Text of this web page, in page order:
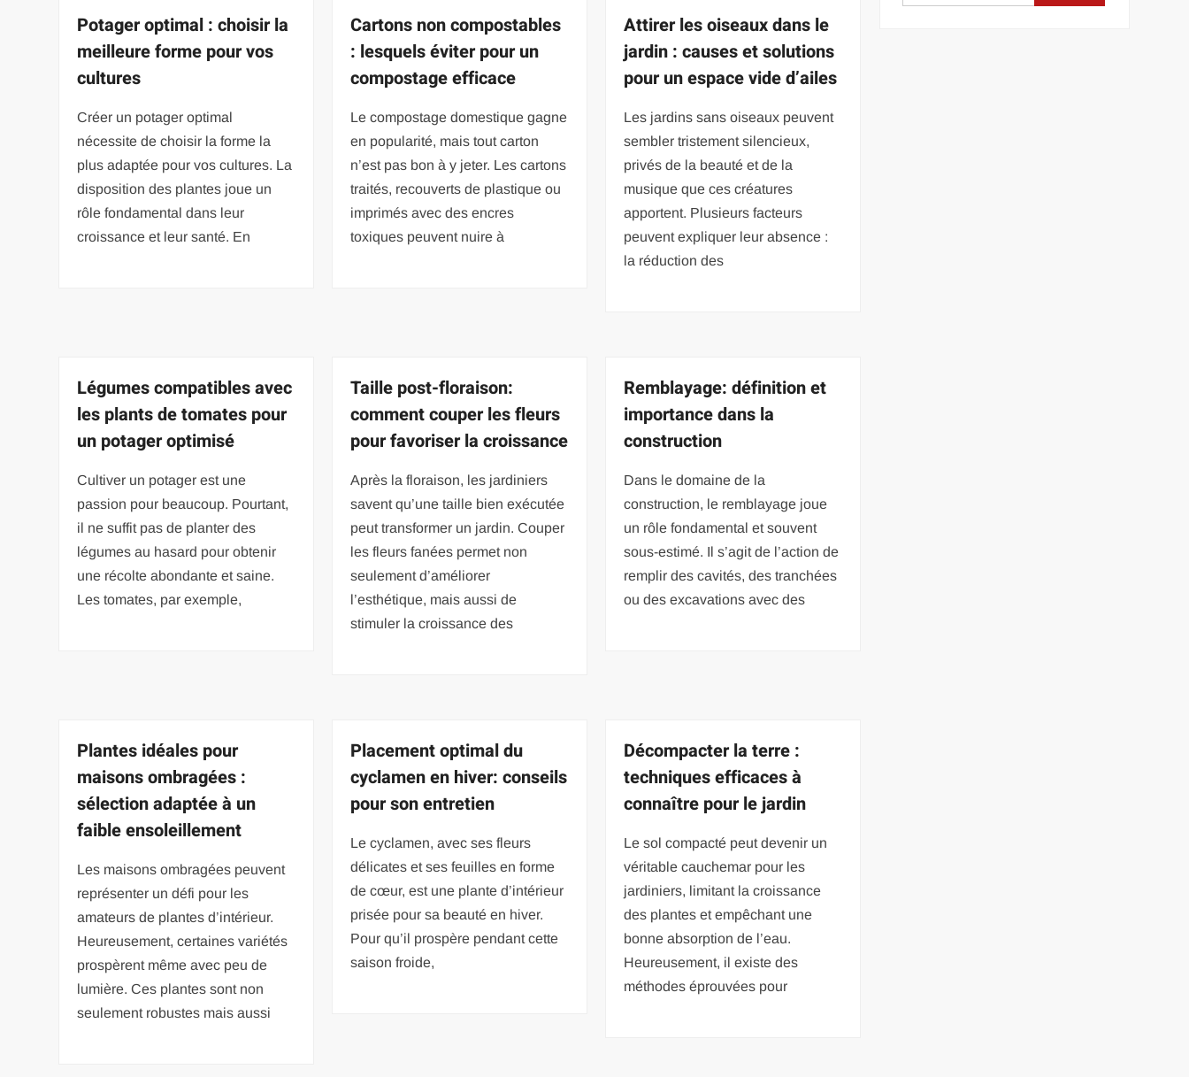
Potager optimal : choisir la
meilleure forme pour vos
cultures
Créer un potager optimal
nécessite de choisir la forme la
plus adaptée pour vos cultures. La
disposition des plantes joue un
rôle fondamental dans leur
croissance et leur santé. En
Cartons non compostables
: lesquels éviter pour un
compostage efficace
Le compostage domestique gagne
en popularité, mais tout carton
n’est pas bon à y jeter. Les cartons
traités, recouverts de plastique ou
imprimés avec des encres
toxiques peuvent nuire à
Attirer les oiseaux dans le
jardin : causes et solutions
pour un espace vide d’ailes
Les jardins sans oiseaux peuvent
sembler tristement silencieux,
privés de la beauté et de la
musique que ces créatures
apportent. Plusieurs facteurs
peuvent expliquer leur absence :
la réduction des
Légumes compatibles avec
les plants de tomates pour
un potager optimisé
Cultiver un potager est une
passion pour beaucoup. Pourtant,
il ne suffit pas de planter des
légumes au hasard pour obtenir
une récolte abondante et saine.
Les tomates, par exemple,
Taille post-floraison:
comment couper les fleurs
pour favoriser la croissance
Après la floraison, les jardiniers
savent qu’une taille bien exécutée
peut transformer un jardin. Couper
les fleurs fanées permet non
seulement d’améliorer
l’esthétique, mais aussi de
stimuler la croissance des
Remblayage: définition et
importance dans la
construction
Dans le domaine de la
construction, le remblayage joue
un rôle fondamental et souvent
sous-estimé. Il s’agit de l’action de
remplir des cavités, des tranchées
ou des excavations avec des
Plantes idéales pour
maisons ombragées :
sélection adaptée à un
faible ensoleillement
Les maisons ombragées peuvent
représenter un défi pour les
amateurs de plantes d’intérieur.
Heureusement, certaines variétés
prospèrent même avec peu de
lumière. Ces plantes sont non
seulement robustes mais aussi
Placement optimal du
cyclamen en hiver: conseils
pour son entretien
Le cyclamen, avec ses fleurs
délicates et ses feuilles en forme
de cœur, est une plante d’intérieur
prisée pour sa beauté en hiver.
Pour qu’il prospère pendant cette
saison froide,
Décompacter la terre :
techniques efficaces à
connaître pour le jardin
Le sol compacté peut devenir un
véritable cauchemar pour les
jardiniers, limitant la croissance
des plantes et empêchant une
bonne absorption de l’eau.
Heureusement, il existe des
méthodes éprouvées pour